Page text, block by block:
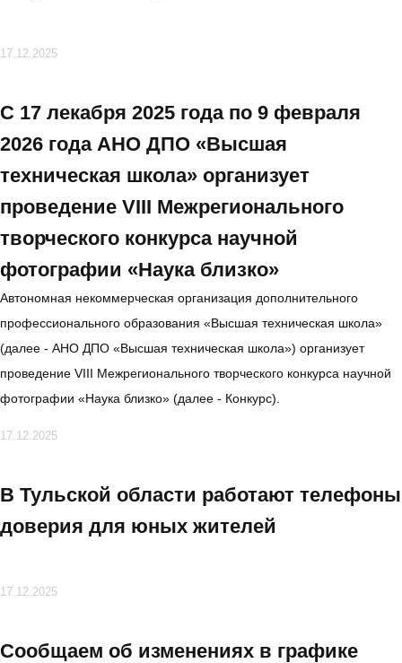
17.12.2025
С 17 лекабря 2025 года по 9 февраля
2026 года АНО ДПО «Высшая
техническая школа» организует
проведение VIII Межрегионального
творческого конкурса научной
фотографии «Наука близко»
Автономная некоммерческая организация дополнительного
профессионального образования «Высшая техническая школа»
(далее - АНО ДПО «Высшая техническая школа») организует
проведение VIII Межрегионального творческого конкурса научной
фотографии «Наука близко» (далее - Конкурс).
17.12.2025
В Тульской области работают телефоны
доверия для юных жителей
17.12.2025
Сообщаем об изменениях в графике